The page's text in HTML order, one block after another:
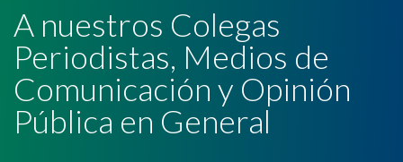
A nuestros Colegas
Periodistas, Medios de
Comunicación y Opinión
Pública en General